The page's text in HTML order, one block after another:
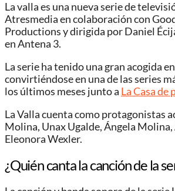
La valla es una nueva serie de
Atresmedia en colaboración con
Productions y dirigida por Daniel
en Antena 3.
La serie ha tenido una gran acogida
convirtiéndose en una de las series
los últimos meses junto a La Casa de
La Valla cuenta como protagonistas
Molina, Unax Ugalde, Ángela Molina,
Eleonora Wexler.
¿Quién canta la canción de la